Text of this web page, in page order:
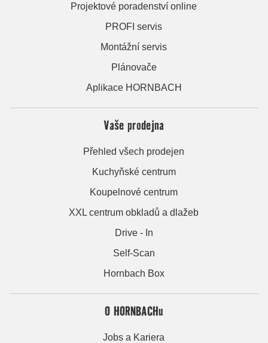
Projektové poradenství online
PROFI servis
Montážní servis
Plánovače
Aplikace HORNBACH
Vaše prodejna
Přehled všech prodejen
Kuchyňské centrum
Koupelnové centrum
XXL centrum obkladů a dlažeb
Drive - In
Self-Scan
Hornbach Box
O HORNBACHu
Jobs a Kariera